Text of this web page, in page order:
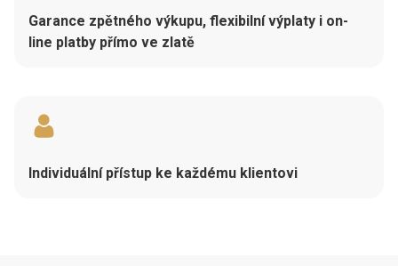
Garance zpětného výkupu, flexibilní výplaty i on-
line platby přímo ve zlatě
Individuální přístup ke každému klientovi